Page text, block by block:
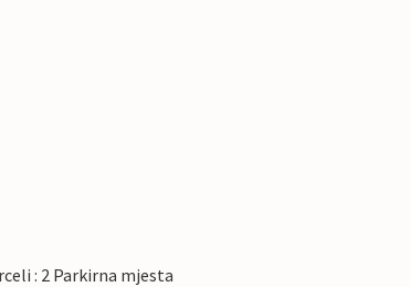
: 2 Parkirna mjesta